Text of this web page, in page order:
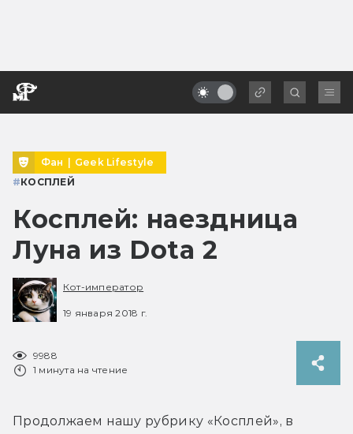
Фан | Geek Lifestyle
#КОСПЛЕЙ
Косплей: наездница
Луна из Dota 2
Кот-император
19 января 2018 г.
9988
1 минута на чтение
Продолжаем нашу рубрику «Косплей», в